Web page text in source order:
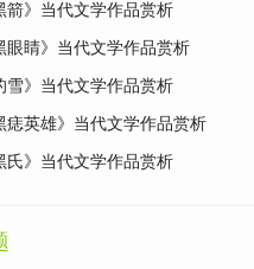
箭》当代文学作品赏析
眼睛》当代文学作品赏析
雪》当代文学作品赏析
痣英雄》当代文学作品赏析
氏》当代文学作品赏析